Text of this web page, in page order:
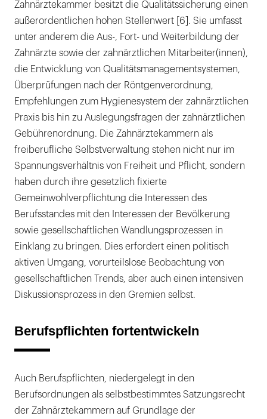
Zahnärztekammer besitzt die Qualitätssicherung einen
außerordentlichen hohen Stellenwert [6]. Sie umfasst
unter anderem die Aus-, Fort- und Weiterbildung der
Zahnärzte sowie der zahnärztlichen Mitarbeiter(innen),
die Entwicklung von Qualitätsmanagementsystemen,
Überprüfungen nach der Röntgenverordnung,
Empfehlungen zum Hygienesystem der zahnärztlichen
Praxis bis hin zu Auslegungsfragen der zahnärztlichen
Gebührenordnung. Die Zahnärztekammern als
freiberufliche Selbstverwaltung stehen nicht nur im
Spannungsverhältnis von Freiheit und Pflicht, sondern
haben durch ihre gesetzlich fixierte
Gemeinwohlverpflichtung die Interessen des
Berufsstandes mit den Interessen der Bevölkerung
sowie gesellschaftlichen Wandlungsprozessen in
Einklang zu bringen. Dies erfordert einen politisch
aktiven Umgang, vorurteilslose Beobachtung von
gesellschaftlichen Trends, aber auch einen intensiven
Diskussionsprozess in den Gremien selbst.
Berufspflichten fortentwickeln
Auch Berufspflichten, niedergelegt in den
Berufsordnungen als selbstbestimmtes Satzungsrecht
der Zahnärztekammern auf Grundlage der